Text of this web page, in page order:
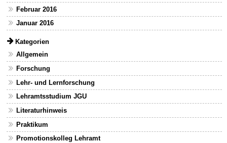
Februar 2016
Januar 2016
Kategorien
Allgemein
Forschung
Lehr- und Lernforschung
Lehramtsstudium JGU
Literaturhinweis
Praktikum
Promotionskolleg Lehramt